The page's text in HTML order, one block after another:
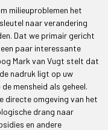
milieuproblemen het
naar verandering
Dat we primair gericht
paar interessante
Mark van Vugt stelt dat
nadruk ligt op uw
mensheid als geheel.
directe omgeving van het
drang naar
en andere